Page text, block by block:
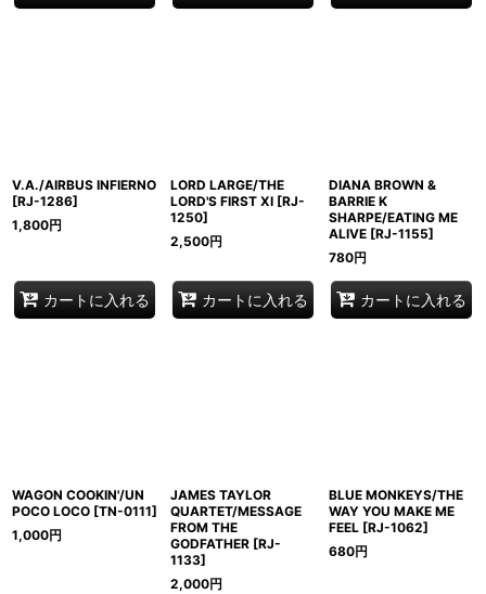
V.A./AIRBUS INFIERNO
[RJ-1286]
1,800円
カートに入れる
LORD LARGE/THE
LORD'S FIRST XI [RJ-
1250]
2,500円
カートに入れる
DIANA BROWN &
BARRIE K
SHARPE/EATING ME
ALIVE [RJ-1155]
780円
カートに入れる
WAGON COOKIN'/UN
POCO LOCO [TN-0111]
1,000円
JAMES TAYLOR
QUARTET/MESSAGE
FROM THE
GODFATHER [RJ-
1133]
2,000円
BLUE MONKEYS/THE
WAY YOU MAKE ME
FEEL [RJ-1062]
680円